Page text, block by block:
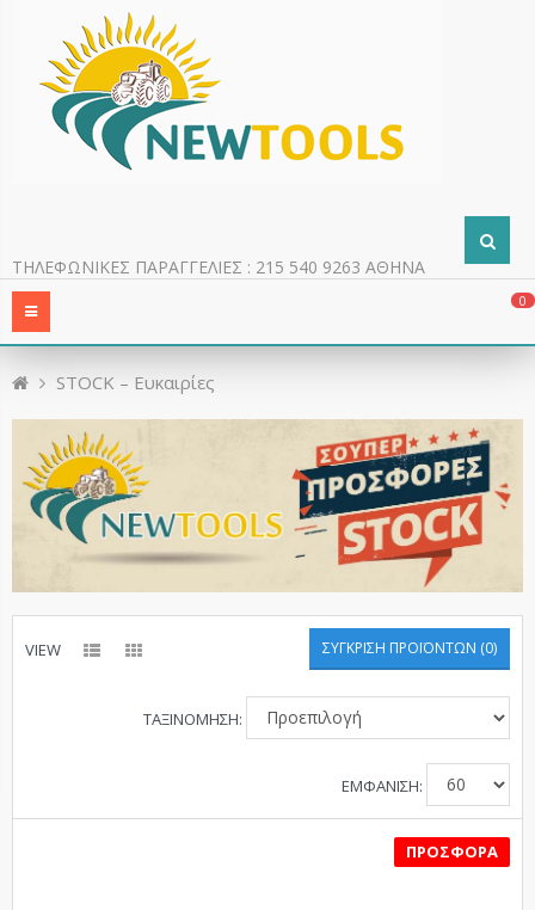
0
ΤΗΛΕΦΩΝΙΚΕΣ ΠΑΡΑΓΓΕΛΙΕΣ : 215 540 9263 ΑΘΗΝΑ
STOCK – Ευκαιρίες
VIEW ΣΎΓΚΡΙΣΗ ΠΡΟΪΌΝΤΩΝ (0)
ΤΑΞΙΝΌΜΗΣΗ:
ΕΜΦΆΝΙΣΗ: